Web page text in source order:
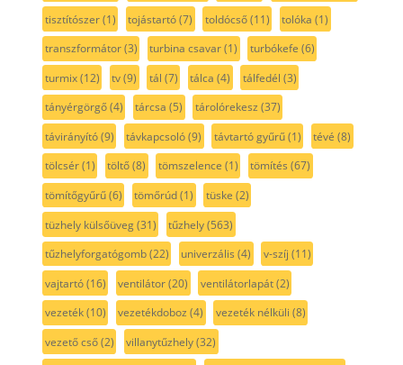
tisztítószer(1) tojástartó(7) toldócső(11) tolóka (1)
transzformátor(3) turbina csavar(1) turbókefe (6)
turmix(12) tv(9) tál (7) tálca (4) tálfedél (3)
tányérgörgő(4) tárcsa (5) tárolórekesz (37)
távirányító(9) távkapcsoló(9) távtartó gyűrű(1) tévé (8)
tölcsér(1) töltő(8) tömszelence (1) tömítés (67)
tömítőgyűrű(6) tömőrúd(1) tüske (2)
tüzhely külsőüveg(31) tűzhely(563)
tűzhelyforgatógomb(22) univerzális (4) v-szíj (11)
vajtartó(16) ventilátor(20) ventilátorlapát(2)
vezeték(10) vezetékdoboz (4) vezeték nélküli (8)
vezető cső(2) villanytűzhely(32)